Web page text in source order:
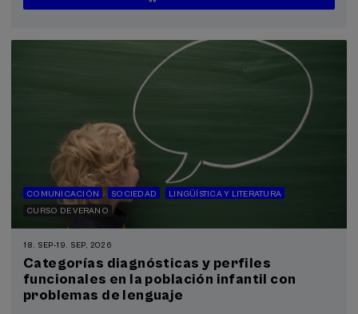
plazas
pasada
de
de
COMUNICACIÓN SOCIEDAD
LINGÜÍSTICA Y LITERATURA
CURSO DE VERANO
18. SEP-19. SEP, 2026
Categorías diagnósticas y perfiles
funcionales en la población infantil con
problemas de lenguaje